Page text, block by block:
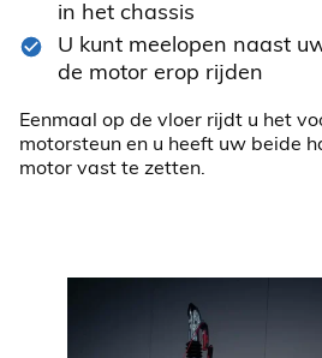
in het chassis
U kunt meelopen naast
de motor erop rijden
Eenmaal op de vloer rijdt u het
motorsteun en u heeft uw beide
motor vast te zetten.